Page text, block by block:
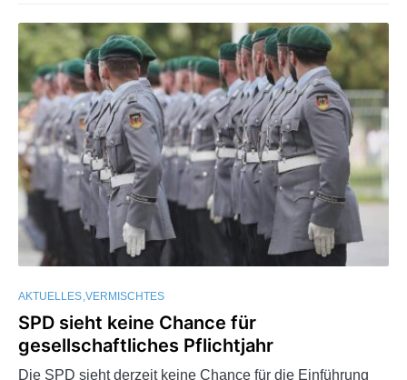
AKTUELLES VERMISCHTES
SPD sieht keine Chance für
gesellschaftliches Pflichtjahr
Die SPD sieht derzeit keine Chance für die Einführung